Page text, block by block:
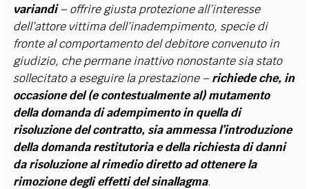
variandi– offrire giusta protezione all’interesse
dell’attore vittima dell’inadempimento, specie di
fronte al comportamento del debitore convenuto in
giudizio, che permane inattivo nonostante sia stato
sollecitato a eseguire la prestazione –richiede che, in
occasione del (e contestualmente al) mutamento
della domanda di adempimento in quella di
risoluzione del contratto, sia ammessa l’introduzione
della domanda restitutoria e della richiesta di danni
da risoluzione al rimedio diretto ad ottenere la
rimozione degli effetti del sinallagma.